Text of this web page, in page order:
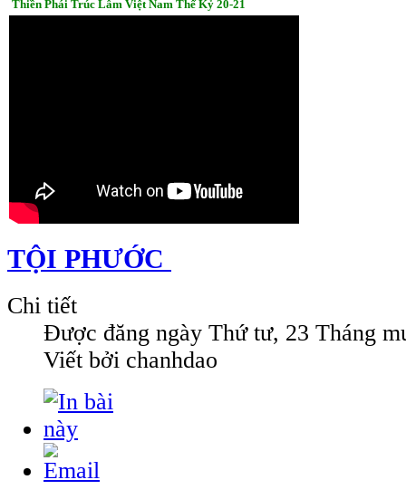
Thiền Phái Trúc Lâm Việt Nam Thế Kỷ 20-21
TỘI PHƯỚC
Chi tiết
Được đăng ngày Thứ tư, 23 Tháng
Viết bởi chanhdao